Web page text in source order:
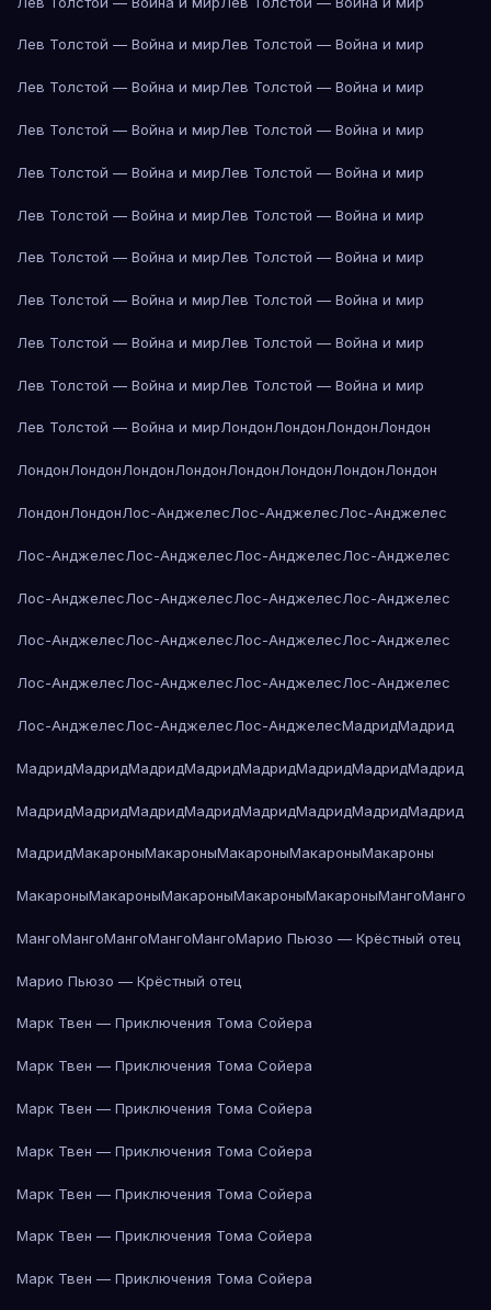
Лев Толстой — Война и мирЛев Толстой — Война и мир
Лев Толстой — Война и мирЛев Толстой — Война и мир
Лев Толстой — Война и мирЛев Толстой — Война и мир
Лев Толстой — Война и мирЛев Толстой — Война и мир
Лев Толстой — Война и мирЛев Толстой — Война и мир
Лев Толстой — Война и мирЛев Толстой — Война и мир
Лев Толстой — Война и мирЛев Толстой — Война и мир
Лев Толстой — Война и мирЛев Толстой — Война и мир
Лев Толстой — Война и мирЛев Толстой — Война и мир
Лев Толстой — Война и мирЛондонЛондонЛондонЛондон
ЛондонЛондонЛондонЛондонЛондонЛондонЛондонЛондон
ЛондонЛондонЛос-АнджелесЛос-АнджелесЛос-Анджелес
Лос-АнджелесЛос-АнджелесЛос-АнджелесЛос-Анджелес
Лос-АнджелесЛос-АнджелесЛос-АнджелесЛос-Анджелес
Лос-АнджелесЛос-АнджелесЛос-АнджелесЛос-Анджелес
Лос-АнджелесЛос-АнджелесЛос-АнджелесЛос-Анджелес
Лос-АнджелесЛос-АнджелесЛос-АнджелесМадридМадрид
МадридМадридМадридМадридМадридМадридМадридМадрид
МадридМадридМадридМадридМадридМадридМадридМадрид
МадридМакароныМакароныМакароныМакароныМакароны
МакароныМакароныМакароныМакароныМакароныМангоМанго
МангоМангоМангоМангоМангоМарио Пьюзо — Крёстный отец
Марио Пьюзо — Крёстный отец
Марк Твен — Приключения Тома Сойера
Марк Твен — Приключения Тома Сойера
Марк Твен — Приключения Тома Сойера
Марк Твен — Приключения Тома Сойера
Марк Твен — Приключения Тома Сойера
Марк Твен — Приключения Тома Сойера
Марк Твен — Приключения Тома Сойера